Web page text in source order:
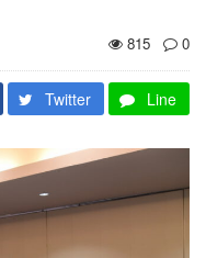
815
0
Twitter Line